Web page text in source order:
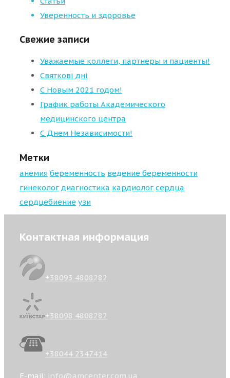
Уверенность и здоровье
Свежие записи
Уважаемые коллеги, партнеры и пациенты!
Святкові дні
С Новым 2021 годом!
График работы Академического
медицинского центра
С Днем Независимости!
Метки
анемия беременность ведение беременности
гинеколог диагностика кардиолог сердца
сердцебиение узи
Контактная информация
+38093 4808282
+38098 4808282
+38044 2347414
E-mail: info@amcenter.com.ua